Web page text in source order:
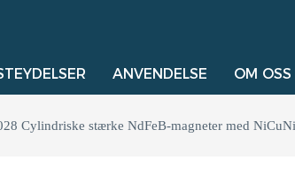
ANVENDELSE OM OSS
Cylindriske stærke NdFeB-magneter med